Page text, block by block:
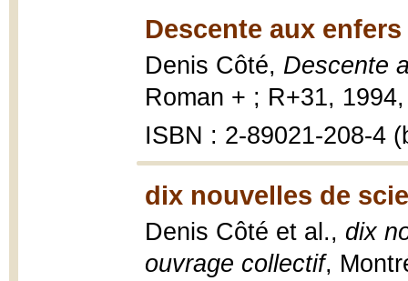
Descente aux enfers
Denis Côté, Descente
Roman + ; R+31,
ISBN : 2-89021-208-4
dix nouvelles de
Denis Côté et al., dix
ouvrage collectif,